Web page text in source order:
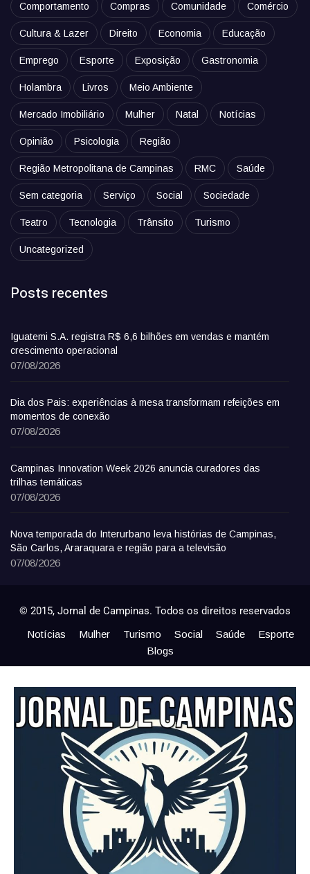
Comportamento Compras Comunidade Comércio
Cultura & Lazer Direito Economia Educação
Emprego Esporte Exposição Gastronomia
Holambra Livros Meio Ambiente
Mercado Imobiliário Mulher Natal Notícias
Opinião Psicologia Região
Região Metropolitana de Campinas RMC Saúde
Sem categoria Serviço Social Sociedade
Teatro Tecnologia Trânsito Turismo
Uncategorized
Posts recentes
Iguatemi S.A. registra R$ 6,6 bilhões em vendas e mantém
crescimento operacional
07/08/2026
Dia dos Pais: experiências à mesa transformam refeições em
momentos de conexão
07/08/2026
Campinas Innovation Week 2026 anuncia curadores das
trilhas temáticas
07/08/2026
Nova temporada do Interurbano leva histórias de Campinas,
São Carlos, Araraquara e região para a televisão
07/08/2026
© 2015, Jornal de Campinas. Todos os direitos reservados
Notícias Mulher Turismo Social Saúde
Esporte
Blogs